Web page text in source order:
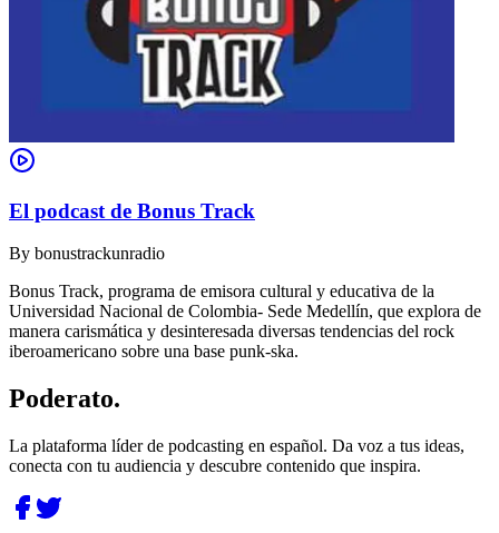
El podcast de Bonus Track
By bonustrackunradio
Bonus Track, programa de emisora cultural y educativa de la
Universidad Nacional de Colombia- Sede Medellín, que explora de
manera carismática y desinteresada diversas tendencias del rock
iberoamericano sobre una base punk-ska.
Poderato.
La plataforma líder de podcasting en español. Da voz a tus ideas,
conecta con tu audiencia y descubre contenido que inspira.